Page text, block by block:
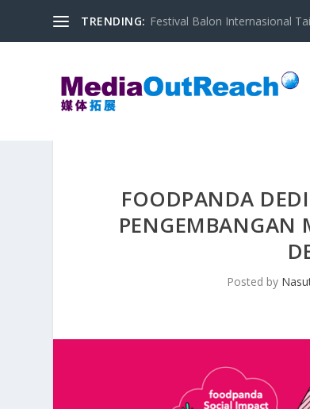
TRENDING: Festival Balon Internasional
FOODPANDA
PENGEMBANGAN
Posted by